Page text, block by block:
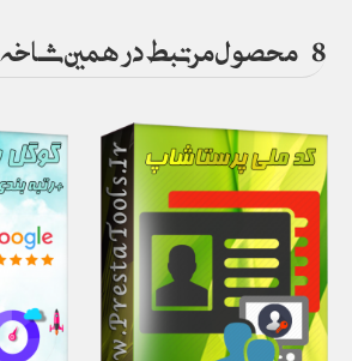
8 محصول مرتبط در همین شاخه